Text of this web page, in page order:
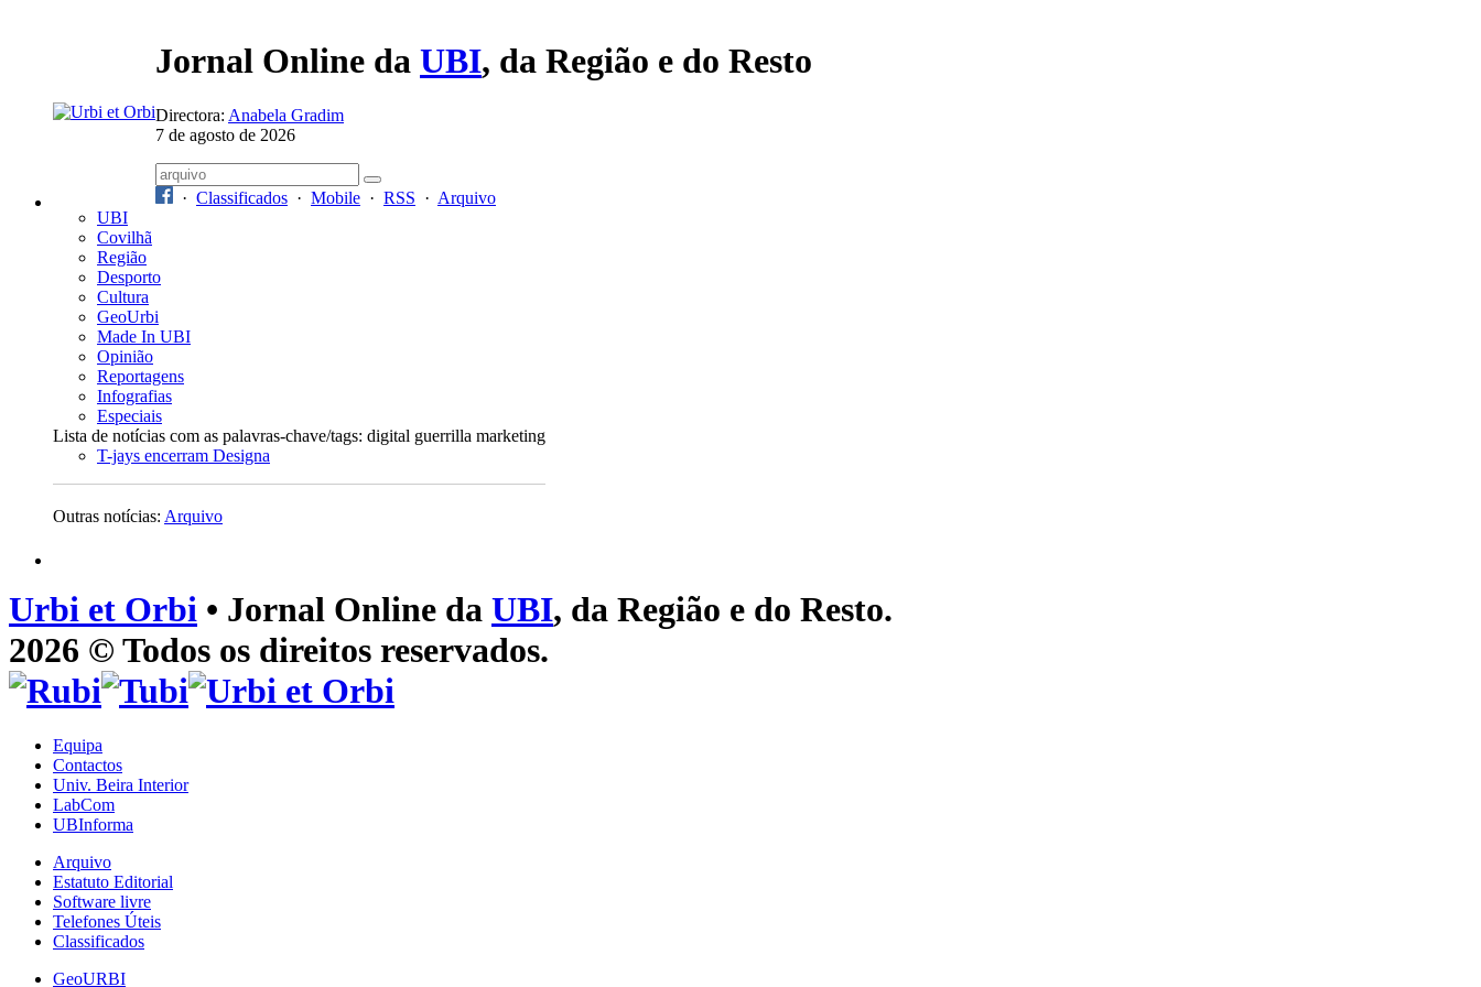
Jornal Online da UBI, da Região e do Resto
Directora: Anabela Gradim
7 de agosto de 2026
· Classificados · Mobile · RSS · Arquivo
UBI
Covilhã
Região
Desporto
Cultura
GeoUrbi
Made In UBI
Opinião
Reportagens
Infografias
Especiais
Lista de notícias com as palavras-chave/tags: digital guerrilla marketing
T-jays encerram Designa
Outras notícias: Arquivo
Urbi et Orbi • Jornal Online da UBI, da Região e do Resto.
2026 © Todos os direitos reservados.
Equipa
Contactos
Univ. Beira Interior
LabCom
UBInforma
Arquivo
Estatuto Editorial
Software livre
Telefones Úteis
Classificados
GeoURBI